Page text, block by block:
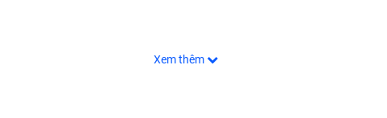
Xem thêm